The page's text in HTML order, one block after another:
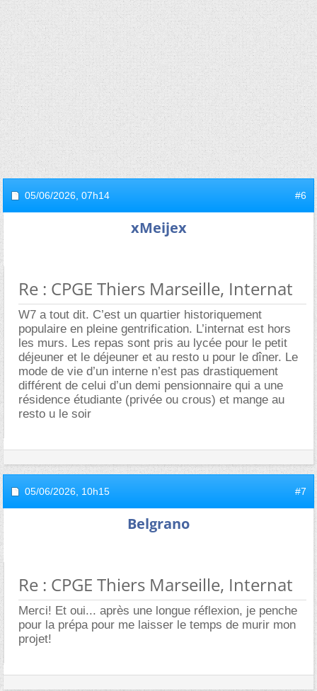
05/06/2026, 07h14 #6
xMeijex
Re : CPGE Thiers Marseille, Internat
W7 a tout dit. C’est un quartier historiquement
populaire en pleine gentrification. L’internat est hors
les murs. Les repas sont pris au lycée pour le petit
déjeuner et le déjeuner et au resto u pour le dîner. Le
mode de vie d’un interne n’est pas drastiquement
différent de celui d’un demi pensionnaire qui a une
résidence étudiante (privée ou crous) et mange au
resto u le soir
05/06/2026, 10h15 #7
Belgrano
Re : CPGE Thiers Marseille, Internat
Merci! Et oui... après une longue réflexion, je penche
pour la prépa pour me laisser le temps de murir mon
projet!